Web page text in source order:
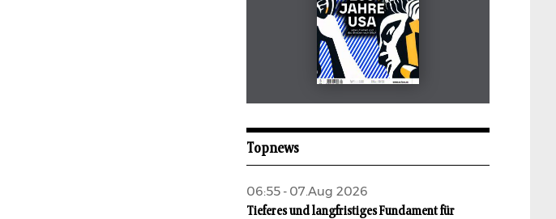
Mai 2026
Topnews
06:55 - 07.Aug 2026
Tieferes und langfristiges Fundament für